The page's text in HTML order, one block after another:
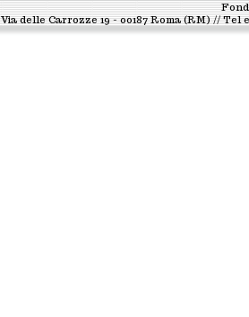
Via delle Carrozze 19 - 00187 Roma (RM) // Tel